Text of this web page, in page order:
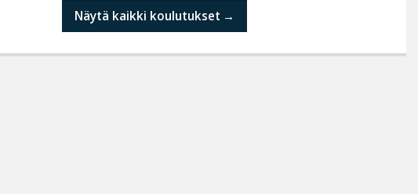
Näytä kaikki koulutukset